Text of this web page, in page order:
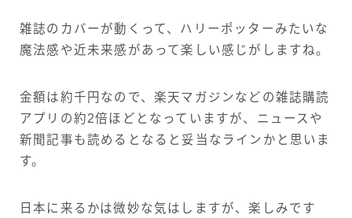
雑誌のカバーが動くって、ハリーポッターみたいな
魔法感や近未来感があって楽しい感じがしますね。
金額は約千円なので、楽天マガジンなどの雑誌購読
アプリの約2倍ほどとなっていますが、ニュースや
新聞記事も読めるとなると妥当なラインかと思いま
す。
日本に来るかは微妙な気はしますが、楽しみです